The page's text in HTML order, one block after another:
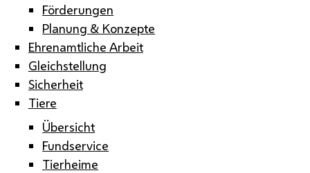
Förderungen
Planung & Konzepte
Ehrenamtliche Arbeit
Gleichstellung
Sicherheit
Tiere
Übersicht
Fundservice
Tierheime